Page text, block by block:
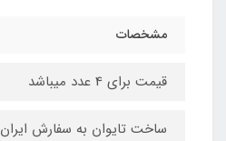
مشخصات
قیمت برای 4 عدد میباشد
ساخت تایوان به سفارش ایران